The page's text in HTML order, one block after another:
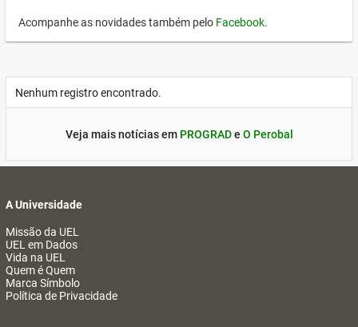
Acompanhe as novidades também pelo Facebook.
Nenhum registro encontrado.
Veja mais notícias em PROGRADe O Perobal
A Universidade
Missão da UEL
UEL em Dados
Vida na UEL
Quem é Quem
Marca Símbolo
Política de Privacidade